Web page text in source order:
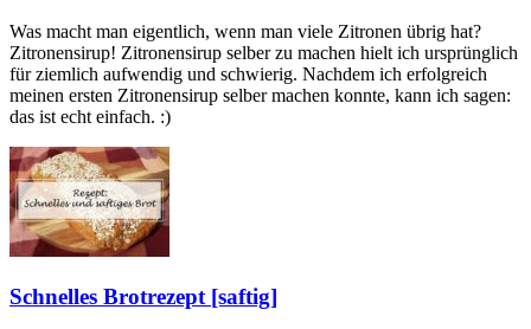
Was macht man eigentlich, wenn man viele Zitronen übrig hat?
Zitronensirup! Zitronensirup selber zu machen hielt ich ursprünglich
für ziemlich aufwendig und schwierig. Nachdem ich erfolgreich
meinen ersten Zitronensirup selber machen konnte, kann ich sagen:
das ist echt einfach. :)
Schnelles Brotrezept [saftig]